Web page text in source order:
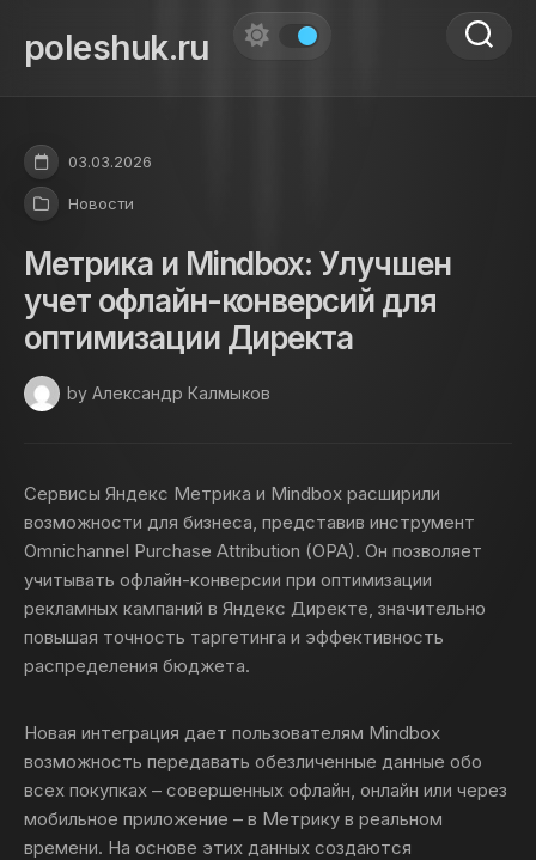
content
poleshuk.ru
03.03.2026
Новости
Метрика и Mindbox: Улучшен
учет офлайн-конверсий для
оптимизации Директа
by Александр Калмыков
Сервисы Яндекс Метрика и Mindbox расширили
возможности для бизнеса, представив инструмент
Omniсhannel Purchase Attribution (OPA). Он позволяет
учитывать офлайн-конверсии при оптимизации
рекламных кампаний в Яндекс Директе, значительно
повышая точность таргетинга и эффективность
распределения бюджета.
Новая интеграция дает пользователям Mindbox
возможность передавать обезличенные данные обо
всех покупках – совершенных офлайн, онлайн или через
мобильное приложение – в Метрику в реальном
времени. На основе этих данных создаются